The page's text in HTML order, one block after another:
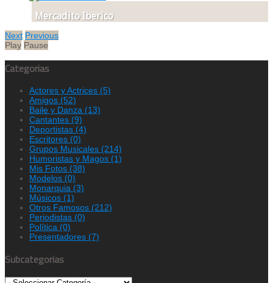
Mercadito Iberico
Next Previous
Play Pause
Categorias
Actores y Actrices (5)
Amigos (52)
Baile y Danza (13)
Cantantes (9)
Deportistas (4)
Escritores (0)
Grupos Musicales (214)
Humoristas y Magos (1)
Mis Fotos (38)
Modelos (0)
Monarquia (3)
Músicos (1)
Otros Famosos (212)
Periodistas (0)
Política (0)
Presentadores (7)
Subcategorias